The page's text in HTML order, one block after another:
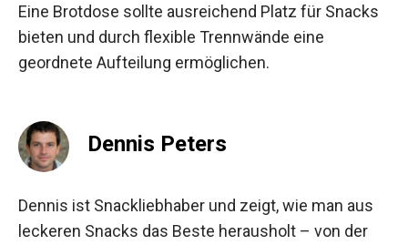
Eine Brotdose sollte ausreichend Platz für Snacks
bieten und durch flexible Trennwände eine
geordnete Aufteilung ermöglichen.
Dennis Peters
Dennis ist Snackliebhaber und zeigt, wie man aus
leckeren Snacks das Beste herausholt – von der